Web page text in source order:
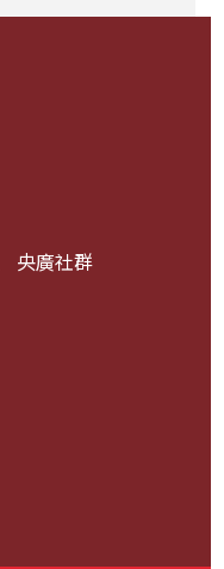
央廣社群